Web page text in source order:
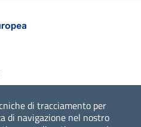
di tracciamento per
di navigazione nel nostro